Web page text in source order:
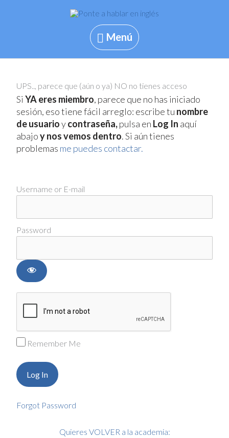
Menú
Menú
UPS.., parece que (aún o ya) NO no tienes acceso
Si YA eres miembro, parece que no has iniciado
sesión, eso tiene fácil arreglo: escribe tu nombre
de usuarioycontraseña,pulsa en Log In aquí
abajoy nos vemos dentro. Si aún tienes
problemas me puedes contactar.
Username or E-mail
Password
Remember Me
Forgot Password
Quieres VOLVER a la academia: